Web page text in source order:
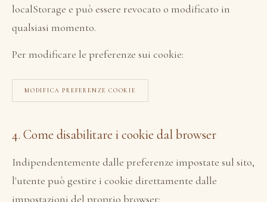
localStorage e può essere revocato o modificato in
qualsiasi momento.
Per modificare le preferenze sui cookie:
MODIFICA PREFERENZE COOKIE
4. Come disabilitare i cookie dal browser
Indipendentemente dalle preferenze impostate sul sito,
l'utente può gestire i cookie direttamente dalle
impostazioni del proprio browser: